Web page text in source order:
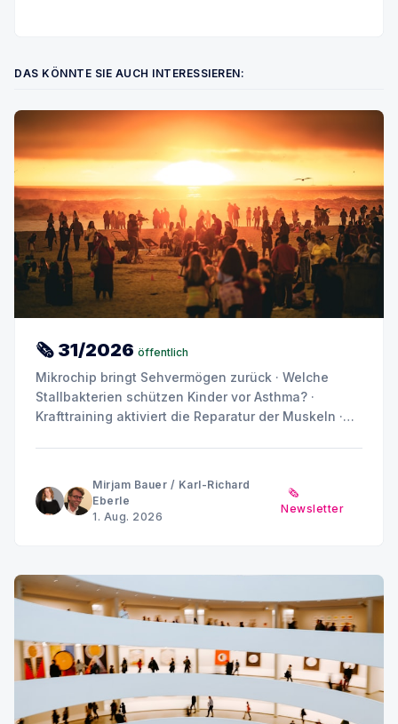
DAS KÖNNTE SIE AUCH INTERESSIEREN:
🗞 31/2026 öffentlich
Mikrochip bringt Sehvermögen zurück · Welche
Stallbakterien schützen Kinder vor Asthma? ·
Krafttraining aktiviert die Reparatur der Muskeln ·
Anfang September
Mirjam Bauer / Karl-Richard
Eberle
1. Aug. 2026
🗞️
Newsletter